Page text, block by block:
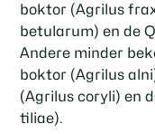
boktor (Agrilus
betularum) en de
Andere minder
boktor (Agrilus
(Agrilus coryli) en
tiliae).